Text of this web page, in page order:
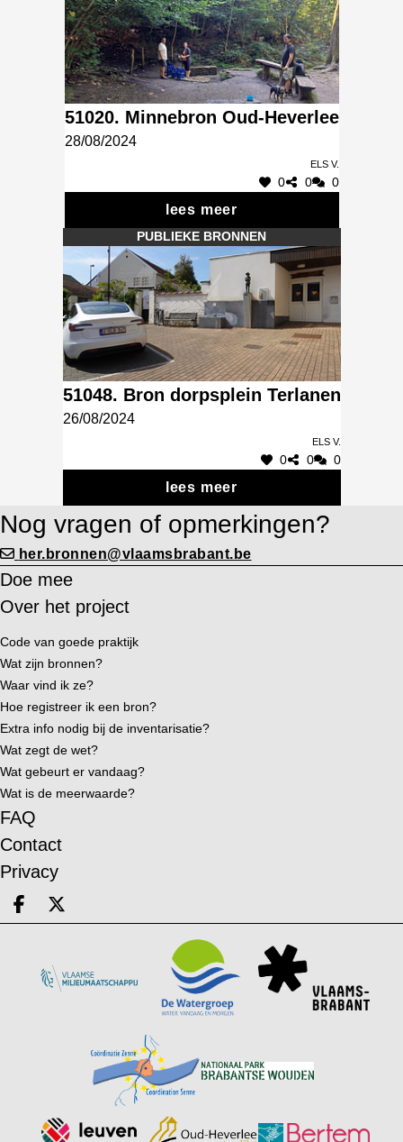
51020. Minnebron Oud-Heverlee
28/08/2024
Els V.
0 0 0
lees meer
PUBLIEKE BRONNEN
51048. Bron dorpsplein Terlanen
26/08/2024
Els V.
0 0 0
lees meer
Nog vragen of opmerkingen?
her.bronnen@vlaamsbrabant.be
Doe mee
Over het project
Code van goede praktijk
Wat zijn bronnen?
Waar vind ik ze?
Hoe registreer ik een bron?
Extra info nodig bij de inventarisatie?
Wat zegt de wet?
Wat gebeurt er vandaag?
Wat is de meerwaarde?
FAQ
Contact
Privacy
Deel op facebook
Deel op X